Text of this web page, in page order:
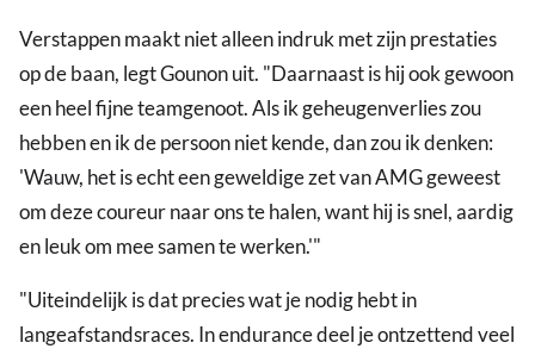
Verstappen maakt niet alleen indruk met zijn prestaties
op de baan, legt Gounon uit. "Daarnaast is hij ook gewoon
een heel fijne teamgenoot. Als ik geheugenverlies zou
hebben en ik de persoon niet kende, dan zou ik denken:
'Wauw, het is echt een geweldige zet van AMG geweest
om deze coureur naar ons te halen, want hij is snel, aardig
en leuk om mee samen te werken.'"
"Uiteindelijk is dat precies wat je nodig hebt in
langeafstandsraces. In endurance deel je ontzettend veel